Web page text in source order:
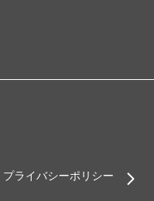
プライバシーポリシー